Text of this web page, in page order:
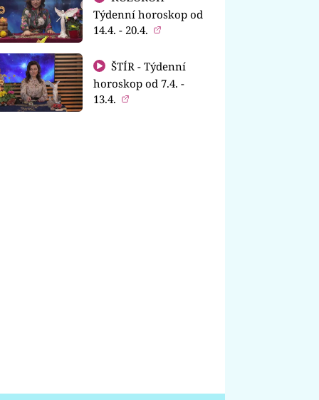
Týdenní horoskop od
14.4. - 20.4.
ŠTÍR - Týdenní
horoskop od 7.4. -
13.4.